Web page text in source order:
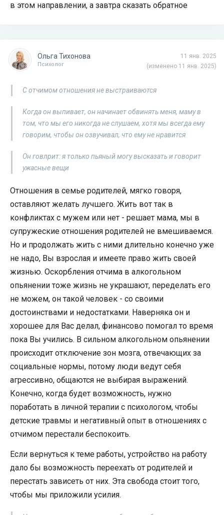
в этом направлении, а завтра сказать обратное
11 янв. 2025
(изменено 11 янв. 2025)
Ольга Тихонова
Психолог
С отчимом отношения не выстраиваются
Когда он выпивает, он начинает обвинять меня, маму в
том, что мы его никогда не слушаем, хотя мы всегда ему
говорим, чтобы он озвучивал, что ему не нравится
Он говлрит: я только пьяный могу высказать и говорит
ужасные вещи
Отношения в семье родителей, мягко говоря,
оставляют желать лучшего. Жить вот так в
конфликтах с мужем или нет - решает мама, мы в
супружеские отношения родителей не вмешиваемся.
Но и продолжать жить с ними длительно конечно уже
не надо, Вы взрослая и имеете право жить своей
жизнью. Оскорбления отчима в алкогольном
опьянении тоже жизнь не украшают, переделать его
не можем, он такой человек - со своими
достоинствами и недостатками. Наверняка он и
хорошее для Вас делал, финансово помогал то время
пока Вы учились. В сильном алкогольном опьянении
происходит отключение зон мозга, отвечающих за
социальные нормы, потому люди ведут себя
агрессивно, общаются не выбирая выражений.
Конечно, когда будет возможность, нужно
поработать в личной терапии с психологом, чтобы
детские травмы и негативный опыт в отношениях с
отчимом перестали беспокоить.
Если вернуться к теме работы, устройство на работу
дало бы возможность переехать от родителей и
перестать зависеть от них. Эта свобода стоит того,
чтобы мы приложили усилия.